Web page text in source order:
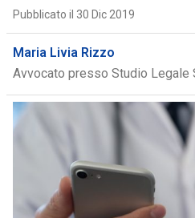
Pubblicato il 30 Dic 2019
Maria Livia Rizzo
Avvocato presso Studio Legale